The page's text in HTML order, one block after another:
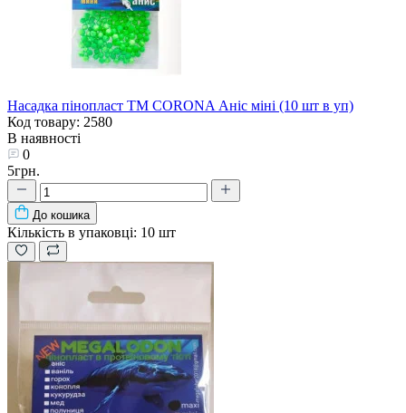
Насадка пінопласт ТМ CORONA Аніс міні (10 шт в уп)
Код товару: 2580
В наявності
0
5грн.
До кошика
Кількість в упаковці: 10 шт